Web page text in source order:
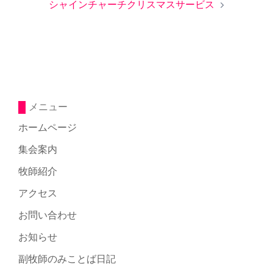
シャインチャーチクリスマスサービス
メニュー
ホームページ
集会案内
牧師紹介
アクセス
お問い合わせ
お知らせ
副牧師のみことば日記